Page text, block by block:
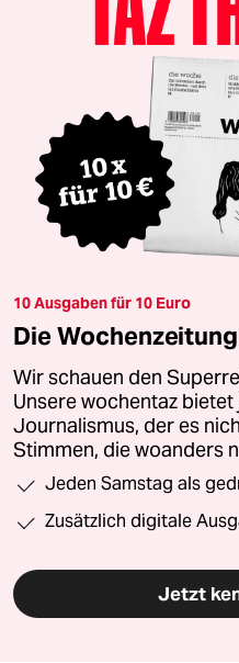
10 Ausgaben für 10 Euro
Die
Wir schauen den
Unsere wochentaz
Journalismus, der es
Stimmen, die woanders
Jeden Samstag als
Zusätzlich digitale
Jetzt